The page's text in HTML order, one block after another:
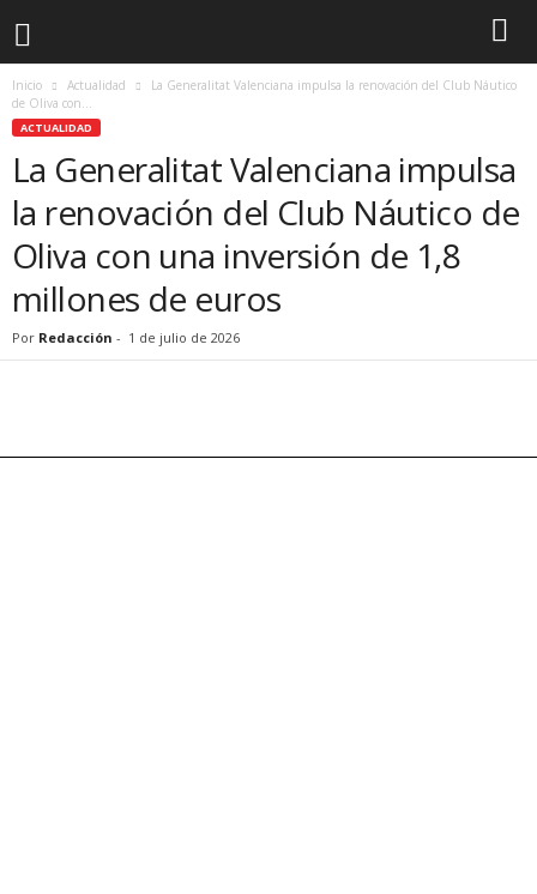
Inicio Actualidad
La Generalitat Valenciana impulsa la renovación del Club Náutico
de Oliva con...
ACTUALIDAD
La Generalitat Valenciana impulsa
la renovación del Club Náutico de
Oliva con una inversión de 1,8
millones de euros
Por Redacción - 1 de julio de 2026